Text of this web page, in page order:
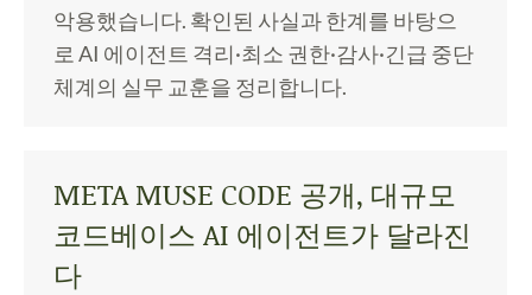
악용했습니다. 확인된 사실과 한계를 바탕으
로 AI 에이전트 격리·최소 권한·감사·긴급 중단
체계의 실무 교훈을 정리합니다.
META MUSE CODE 공개, 대규모
코드베이스 AI 에이전트가 달라진
다